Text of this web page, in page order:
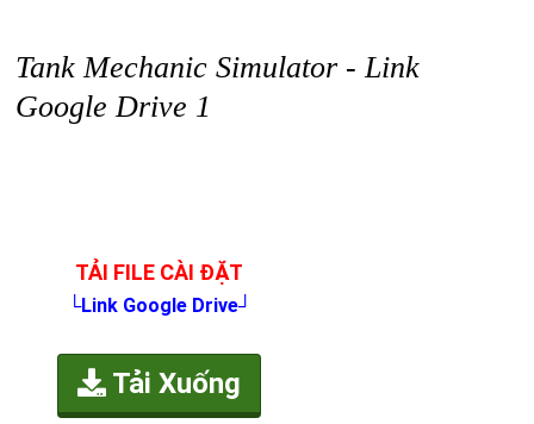
Tank Mechanic Simulator - Link
Google Drive 1
TẢI FILE CÀI ĐẶT
└Link Google Drive┘
Tải Xuống